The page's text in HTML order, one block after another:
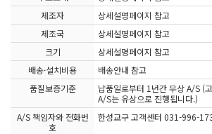
제조자
상세설명페이지 참고
제조국
상세설명페이지 참고
크기
상세설명페이지 참고
배송·설치비용
배송안내 참고
품질보증기준
납품일로부터 1년간 무상 A/S (
A/S는 유상으로 진행됩니다.)
A/S 책임자와 전화번
호
한성교구 고객센터 031-996-